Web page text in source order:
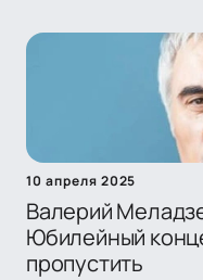
10 апреля 2025
Валерий
Юбилейный
пропустить